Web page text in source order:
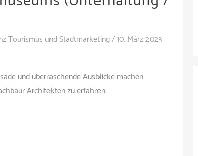
Tourismus und Stadtmarketing/10. März 2023
und überraschende Ausblicke machen
Architekten zu erfahren.